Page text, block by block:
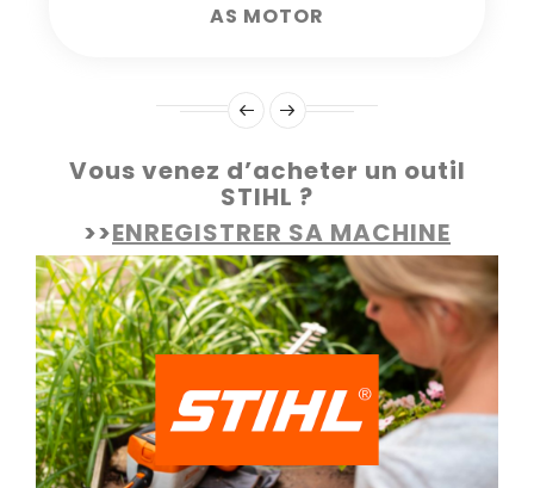
AS MOTOR
Vous venez d’acheter un outil
STIHL ?
>>ENREGISTRER SA MACHINE